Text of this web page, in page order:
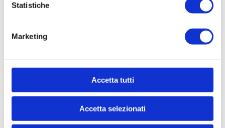
Statistiche
Marketing
Accetta tutti
Accetta selezionati
Dichiaro di essere maggiorenne e di aver
preso visione dellaInformativa privacy